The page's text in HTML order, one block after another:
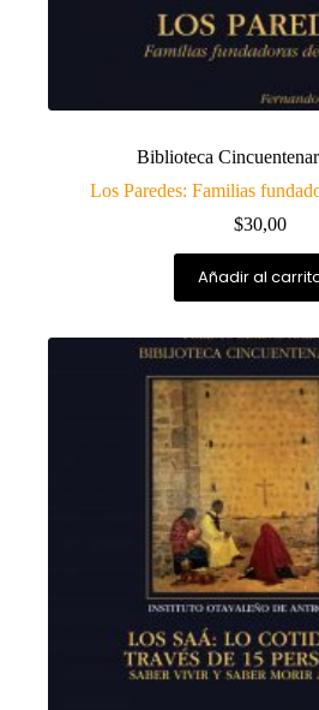
Biblioteca
Los Paredes: Familias
$30,00
Añadir al